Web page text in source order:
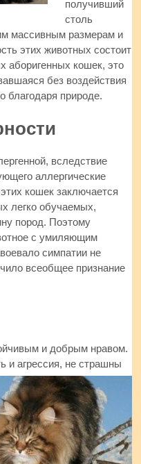
получивший
столь
массивным размерам и
этих животных состоит
аборигенных кошек, это
без воздействия
благодаря природе.
вследствие
аллергические
кошек заключается
легко обучаемых,
пород. Поэтому
с умиляющим
симпатии не
всеобщее признание
и добрым нравом.
и агрессия, не страшны